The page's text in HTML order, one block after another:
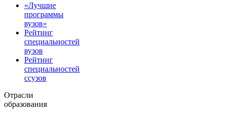
«Лучшие
программы
вузов»
Рейтинг
специальностей
вузов
Рейтинг
специальностей
ссузов
Отрасли
образования